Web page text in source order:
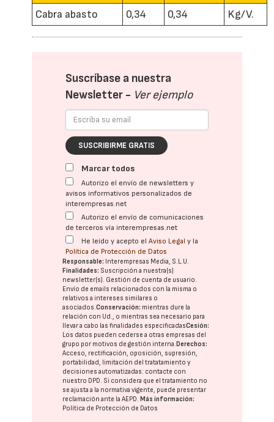
Cabra abasto 0,34 0,34 Kg/V.
Suscríbase a nuestra
Newsletter - Ver ejemplo
SUSCRIBIRME GRATIS
Marcar todos
Autorizo el envío de newsletters y
avisos informativos personalizados de
interempresas.net
Autorizo el envío de comunicaciones
de terceros vía interempresas.net
He leído y acepto elAviso Legal y la
Política de Protección de Datos
Responsable: Interempresas Media, S.L.U.
Finalidades: Suscripción a nuestra(s)
newsletter(s). Gestión de cuenta de usuario.
Envío de emails relacionados con la misma o
relativos a intereses similares o
asociados.Conservación: mientras dure la
relación con Ud., o mientras sea necesario para
llevar a cabo las finalidades especificadasCesión:
Los datos pueden cederse a otras empresas del
grupo por motivos de gestión interna.Derechos:
Acceso, rectificación, oposición, supresión,
portabilidad, limitación del tratatamiento y
decisiones automatizadas: contacte con
nuestro DPD. Si considera que el tratamiento no
se ajusta a la normativa vigente, puede presentar
reclamación ante laAEPD.Más información:
Política de Protección de Datos